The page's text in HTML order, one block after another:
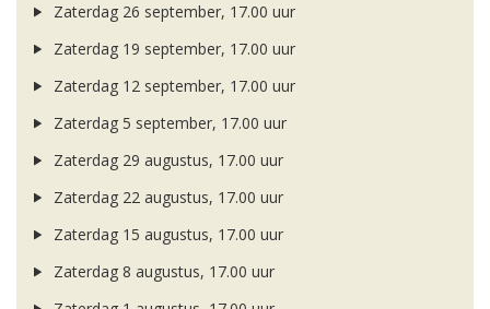
Zaterdag 26 september, 17.00 uur
Zaterdag 19 september, 17.00 uur
Zaterdag 12 september, 17.00 uur
Zaterdag 5 september, 17.00 uur
Zaterdag 29 augustus, 17.00 uur
Zaterdag 22 augustus, 17.00 uur
Zaterdag 15 augustus, 17.00 uur
Zaterdag 8 augustus, 17.00 uur